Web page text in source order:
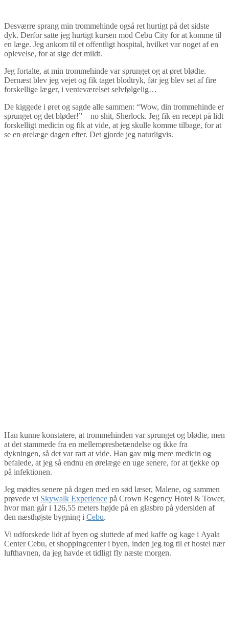
Desværre sprang min trommehinde også ret hurtigt på det sidste
dyk. Derfor satte jeg hurtigt kursen mod Cebu City for at komme til
en læge. Jeg ankom til et offentligt hospital, hvilket var noget af en
oplevelse, for at sige det mildt.
Jeg fortalte, at min trommehinde var sprunget og at øret blødte.
Dernæst blev jeg vejet og fik taget blodtryk, før jeg blev set af fire
forskellige læger, i venteværelset selvfølgelig…
De kiggede i øret og sagde alle sammen: “Wow, din trommehinde er
sprunget og det bløder!” – no shit, Sherlock. Jeg fik en recept på lidt
forskelligt medicin og fik at vide, at jeg skulle komme tilbage, for at
se en ørelæge dagen efter. Det gjorde jeg naturligvis.
Han kunne konstatere, at trommehinden var sprunget og blødte, men
at det stammede fra en mellemøresbetændelse og ikke fra
dykningen, så det var rart at vide. Han gav mig mere medicin og
befalede, at jeg så endnu en ørelæge en uge senere, for at tjekke op
på infektionen.
Jeg mødtes senere på dagen med en sød læser, Malene, og sammen
prøvede vi Skywalk Experience på Crown Regency Hotel & Tower,
hvor man går i 126,55 meters højde på en glasbro på ydersiden af
den næsthøjste bygning i Cebu.
Vi udforskede lidt af byen og sluttede af med kaffe og kage i Ayala
Center Cebu, et shoppingcenter i byen, inden jeg tog til et hostel nær
lufthavnen, da jeg havde et tidligt fly næste morgen.